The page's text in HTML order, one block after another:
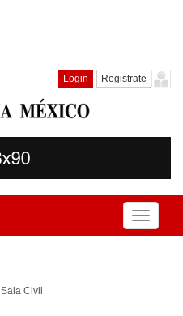
Login Registrate
Toggle
Sala Civil